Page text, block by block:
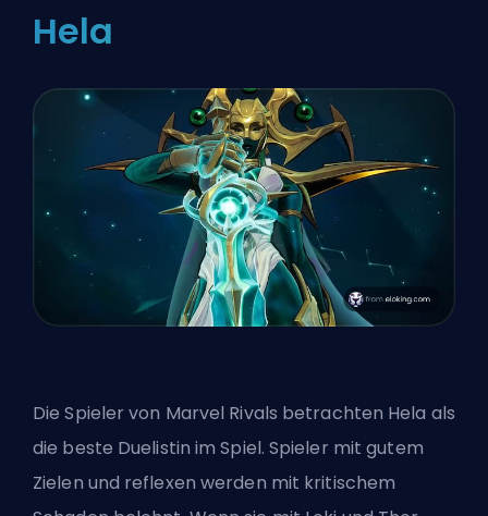
Hela
Die Spieler von Marvel Rivals betrachten Hela als
die beste Duelistin im Spiel. Spieler mit gutem
Zielen und reflexen werden mit kritischem